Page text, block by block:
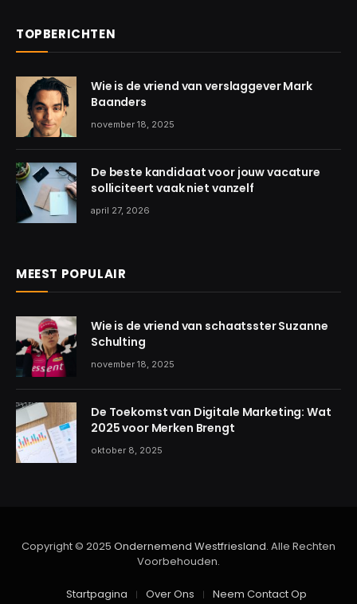
TOPBERICHTEN
Wie is de vriend van verslaggever Mark
Baanders
november 18, 2025
De beste kandidaat voor jouw vacature
solliciteert vaak niet vanzelf
april 27, 2026
MEEST POPULAIR
Wie is de vriend van schaatsster Suzanne
Schulting
november 18, 2025
De Toekomst van Digitale Marketing: Wat
2025 voor Merken Brengt
oktober 8, 2025
Copyright © 2025 Ondernemend Westfriesland. Alle Rechten
Voorbehouden.
Startpagina Over Ons Neem Contact Op